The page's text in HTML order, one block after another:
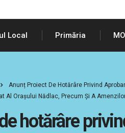
Local Primăria
Anunț Proiect De Hotărâre Privind
Al Orașului Nădlac, Precum Şi A
hotărâre